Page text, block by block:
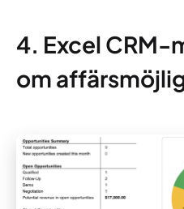
4. Excel CRM-
om